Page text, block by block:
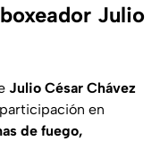
Julio
Julio César Chávez
en
de fuego,